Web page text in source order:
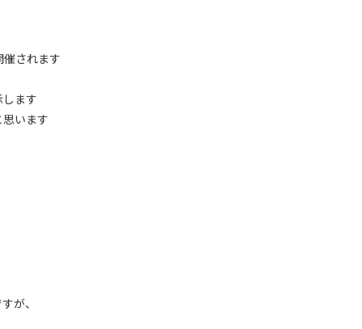
されます
ます
います
が、